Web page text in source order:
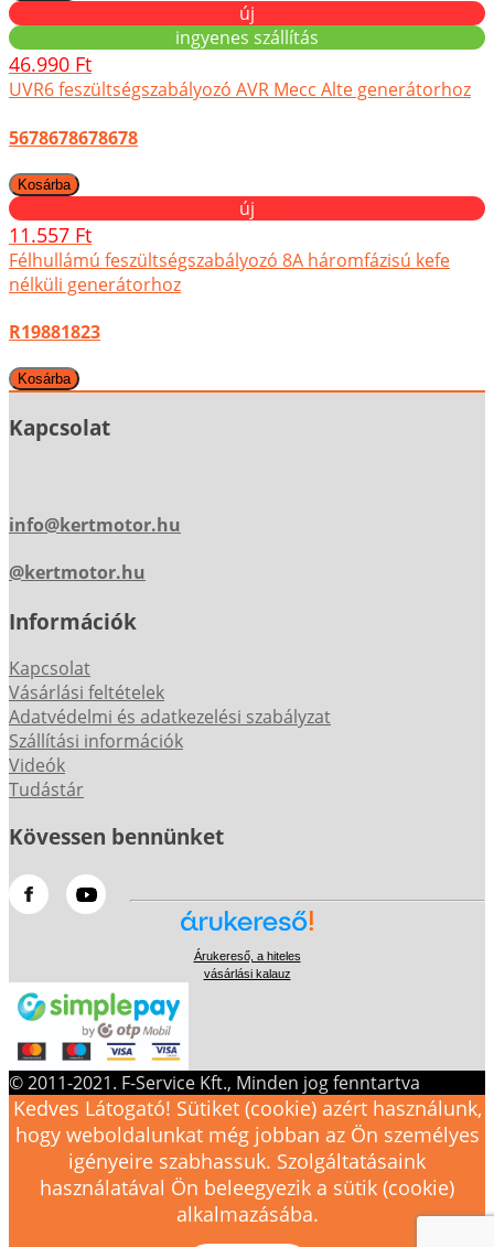
új
ingyenes szállítás
46.990 Ft
UVR6 feszültségszabályozó AVR Mecc Alte generátorhoz
5678678678678
új
11.557 Ft
Félhullámú feszültségszabályozó 8A háromfázisú kefe
nélküli generátorhoz
R19881823
Kapcsolat
info@kertmotor.hu
@kertmotor.hu
Információk
Kapcsolat
Vásárlási feltételek
Adatvédelmi és adatkezelési szabályzat
Szállítási információk
Videók
Tudástár
Kövessen bennünket
Árukereső, a hiteles
vásárlási kalauz
© 2011-2021. F-Service Kft., Minden jog fenntartva
Kedves Látogató! Sütiket (cookie) azért használunk,
hogy weboldalunkat még jobban az Ön személyes
igényeire szabhassuk. Szolgáltatásaink
használatával Ön beleegyezik a sütik (cookie)
alkalmazásába.